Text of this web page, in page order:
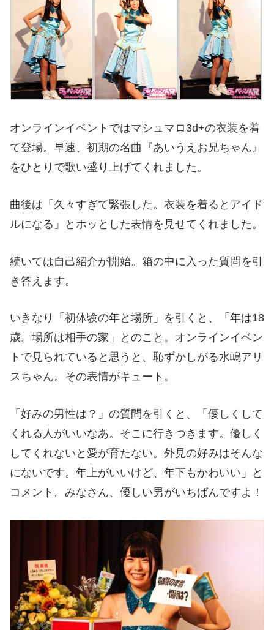
オンラインイベントではマシュマロ3d+の衣装を着
て登場。早速、初期の名曲『あいうえお兄ちゃん』
をひとりで歌い盛り上げてくれました。
曲後は「久々すぎて緊張した。衣装を着るとアイド
ルになる」とホッとした表情を見せてくれました。
続いては自己紹介が開始。箱の中に入った質問を引
き答えます。
いきなり「初体験の年と場所」を引くと、「年は18
歳。場所は相手の家」とのこと。オンラインイベン
トで見られていると思うと、恥ずかしがる水嶋アリ
スちゃん。その表情がキュート。
「好みの男性は？」の質問を引くと、「優しくして
くれる人がいいなあ。そこに行きつきます。優しく
してくれないと愛が育たない。外見の好みはそんな
にないです。年上がいいけど、年下もかわいい」と
コメント。みなさん、優しい男がいちばんですよ！